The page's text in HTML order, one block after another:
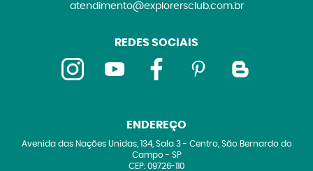
atendimento@explorersclub.com.br
REDES SOCIAIS
ENDEREÇO
Avenida das Nações Unidas, 134, Sala 3- Centro, São Bernardo do
Campo- SP
CEP: 09726-110